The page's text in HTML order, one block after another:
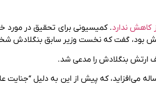
کاهش ندارد. کمیسیونی برای تحقیق در
ارتش بنگلادش را مدعی شد.
یافته‌ها که روز یکشنبه منتشر شد، فشار تازه‌ای بر رهبر 78 ساله